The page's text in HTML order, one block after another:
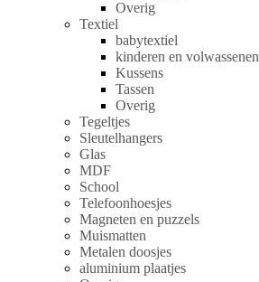
Overig
Textiel
babytextiel
kinderen en volwassenen
Kussens
Tassen
Overig
Tegeltjes
Sleutelhangers
Glas
MDF
School
Telefoonhoesjes
Magneten en puzzels
Muismatten
Metalen doosjes
aluminium plaatjes